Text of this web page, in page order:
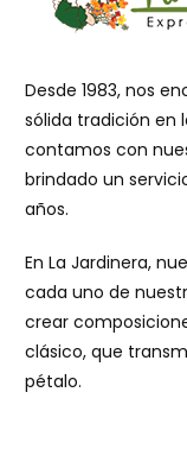
Desde 1983, nos
sólida tradición en
contamos con
brindado un
años.
En La Jardinera,
cada uno de
crear
clásico, que
pétalo.